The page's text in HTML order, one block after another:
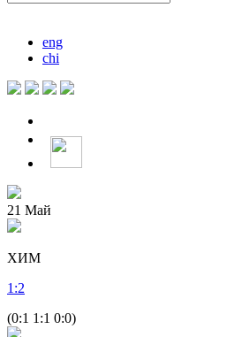
eng
chi
21 Май
ХИМ
1 :2
(0:1 1:1 0:0)